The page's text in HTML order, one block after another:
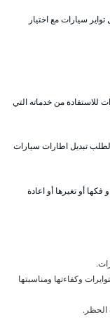
سيارات مع اختيار
للاستفادة من خدماته التي
تبديل اطارات سيارات
فكها أو تغيرها أو اعادة
وكفاءتها ومناسبتها
الحظر.